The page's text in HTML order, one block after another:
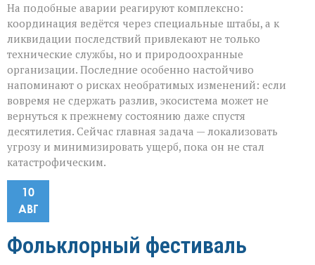
На подобные аварии реагируют комплексно:
координация ведётся через специальные штабы, а к
ликвидации последствий привлекают не только
технические службы, но и природоохранные
организации. Последние особенно настойчиво
напоминают о рисках необратимых изменений: если
вовремя не сдержать разлив, экосистема может не
вернуться к прежнему состоянию даже спустя
десятилетия. Сейчас главная задача — локализовать
угрозу и минимизировать ущерб, пока он не стал
катастрофическим.
10
АВГ
Фольклорный фестиваль